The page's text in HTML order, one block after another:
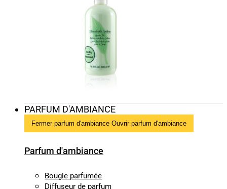
PARFUM D'AMBIANCE
Fermer parfum d'ambiance Ouvrir parfum d'ambiance
Parfum d'ambiance
Bougie parfumée
Diffuseur de parfum